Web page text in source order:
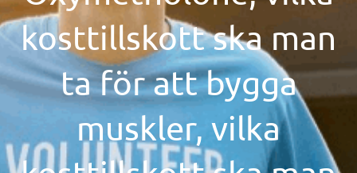
kosttillskott ska man
ta för att bygga
muskler, vilka